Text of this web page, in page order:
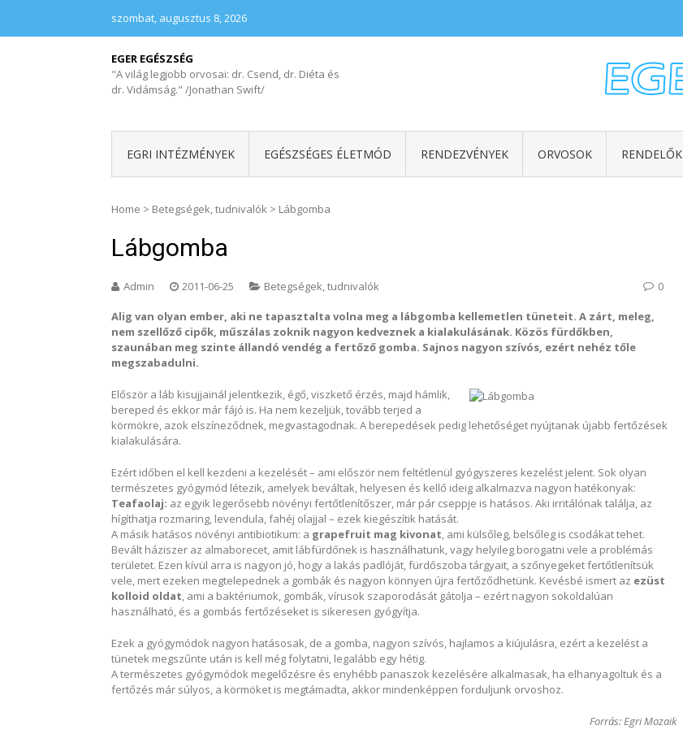
szombat, augusztus 8, 2026
EGER EGÉSZSÉG
"A világ legjobb orvosai: dr. Csend, dr. Diéta és
dr. Vidámság." /Jonathan Swift/
EGRI INTÉZMÉNYEK EGÉSZSÉGES ÉLETMÓD RENDEZVÉNYEK ORVOSOK RENDELŐK
Home > Betegségek, tudnivalók > Lábgomba
Lábgomba
Admin 2011-06-25 Betegségek, tudnivalók 0
Alig van olyan ember, aki ne tapasztalta volna meg a lábgomba kellemetlen tüneteit. A zárt, meleg,
nem szellőző cipők, műszálas zoknik nagyon kedveznek a kialakulásának. Közös fürdőkben,
szaunában meg szinte állandó vendég a fertőző gomba. Sajnos nagyon szívós, ezért nehéz tőle
megszabadulni.
Először a láb kisujjainál jelentkezik, égő, viszkető érzés, majd hámlik,
bereped és ekkor már fájó is. Ha nem kezeljük, tovább terjed a
körmökre, azok elszíneződnek, megvastagodnak. A berepedések pedig lehetőséget nyújtanak újabb fertőzések
kialakulására.
Ezért időben el kell kezdeni a kezelését – ami először nem feltétlenül gyógyszeres kezelést jelent. Sok olyan
természetes gyógymód létezik, amelyek beváltak, helyesen és kellő ideig alkalmazva nagyon hatékonyak:
Teafaolaj: az egyik legerősebb növényi fertőtlenítőszer, már pár cseppje is hatásos. Aki irritálónak találja, az
hígíthatja rozmaring, levendula, fahéj olajjal – ezek kiegészítik hatását.
A másik hatásos növényi antibiotikum: a grapefruit mag kivonat, ami külsőleg, belsőleg is csodákat tehet.
Bevált háziszer az almaborecet, amit lábfürdőnek is használhatunk, vagy helyileg borogatni vele a problémás
területet. Ezen kívül arra is nagyon jó, hogy a lakás padlóját, fürdőszoba tárgyait, a szőnyegeket fertőtlenítsük
vele, mert ezeken megtelepednek a gombák és nagyon könnyen újra fertőződhetünk. Kevésbé ismert az ezüst
kolloid oldat, ami a baktériumok, gombák, vírusok szaporodását gátolja – ezért nagyon sokoldalúan
használható, és a gombás fertőzéseket is sikeresen gyógyítja.
Ezek a gyógymódok nagyon hatásosak, de a gomba, nagyon szívós, hajlamos a kiújulásra, ezért a kezelést a
tünetek megszűnte után is kell még folytatni, legalább egy hétig.
A természetes gyógymódok megelőzésre és enyhébb panaszok kezelésére alkalmasak, ha elhanyagoltuk és a
fertőzés már súlyos, a körmöket is megtámadta, akkor mindenképpen forduljunk orvoshoz.
Forrás: Egri Mozaik